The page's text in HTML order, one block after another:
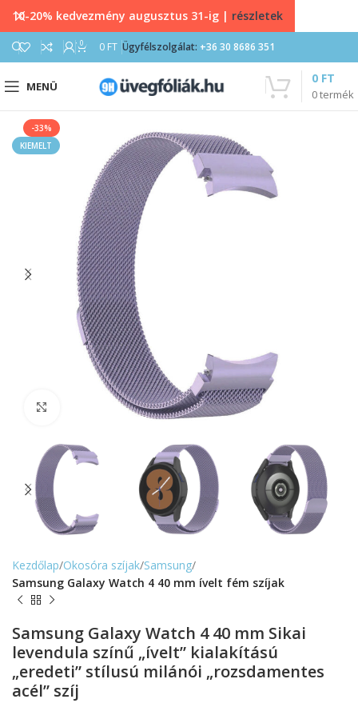
0 0 FT Ügyfélszolgálat: +36 30 8686 351
MENÜ
0termék
0 FT
-33%
KIEMELT
Kezdőlap Okosóra szíjak Samsung
Samsung Galaxy Watch 4 40 mm ívelt fém szíjak
Samsung Galaxy Watch 4 40 mm Sikai
levendula színű „ívelt” kialakítású
„eredeti” stílusú milánói „rozsdamentes
acél” szíj
10-20% kedvezmény augusztus 31-ig | részletek